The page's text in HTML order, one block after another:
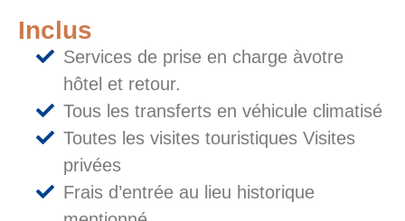
Inclus
Services de prise en charge àvotre
hôtel et retour.
Tous les transferts en véhicule climatisé
Toutes les visites touristiques Visites
privées
Frais d’entrée au lieu historique